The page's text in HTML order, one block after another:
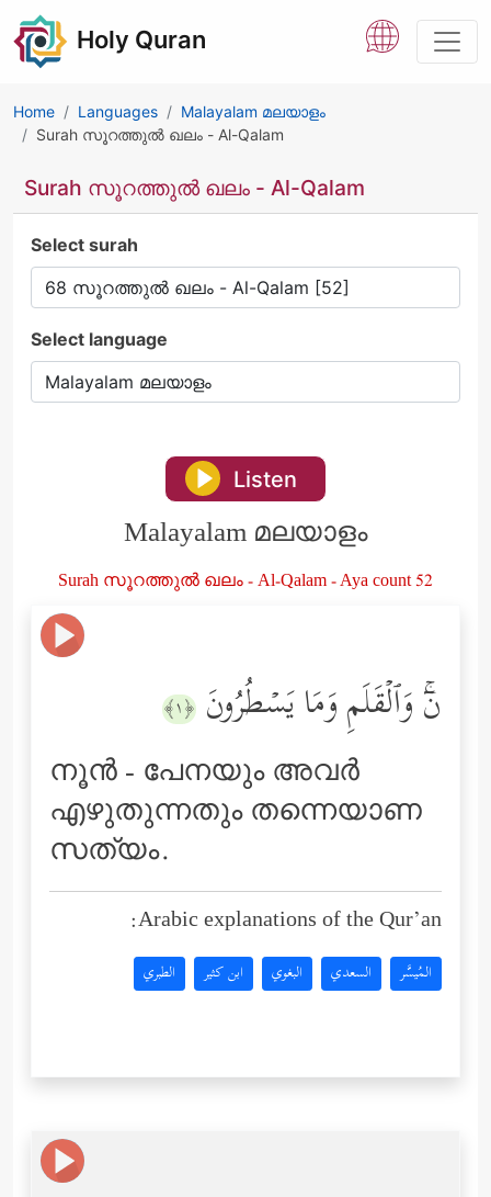
Holy Quran
Home Languages
Malayalam മലയാളം
Surah സൂറത്തുൽ ഖലം - Al-Qalam
Surah സൂറത്തുൽ ഖലം - Al-Qalam
Select surah
Select language
Listen
Malayalam മലയാളം
Surah സൂറത്തുൽ ഖലം - Al-Qalam - Aya count 52
نۤۚ وَٱلۡقَلَمِ وَمَا یَسۡطُرُونَ ﴿١﴾
നൂന്‍ - പേനയും അവര്‍
എഴുതുന്നതും തന്നെയാണ
സത്യം.
Arabic explanations of the Qur’an:
المُيسَّر السعدي البغوي ابن كثير الطبري